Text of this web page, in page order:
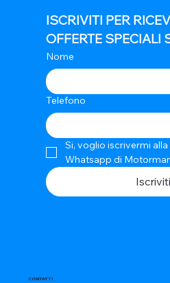
CONTATTI
ISCRIVITI PER
OFFERTE SPECIALI
Nome
Telefono
Si, voglio iscrivermi
Whatsapp di
Iscriviti